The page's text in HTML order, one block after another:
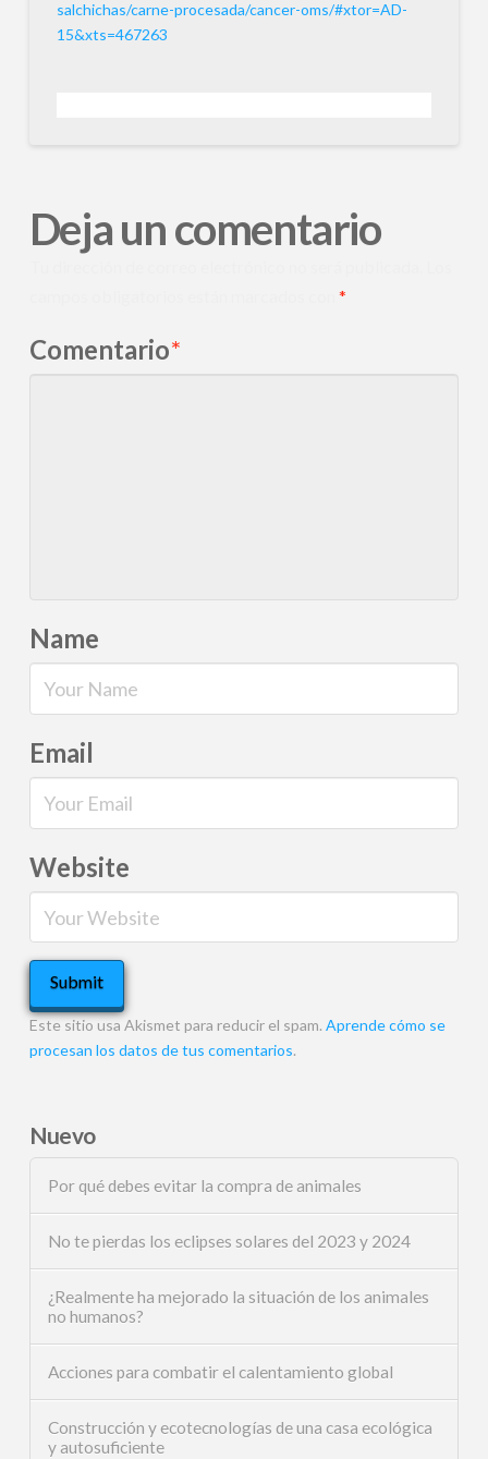
salchichas/carne-procesada/cancer-oms/#xtor=AD-
15&xts=467263
Deja un comentario
*
Comentario*
Name
Email
Website
Este sitio usa Akismet para reducir el spam. Aprende cómo se
procesan los datos de tus comentarios.
Nuevo
Por qué debes evitar la compra de animales
No te pierdas los eclipses solares del 2023 y 2024
¿Realmente ha mejorado la situación de los animales
no humanos?
Acciones para combatir el calentamiento global
Construcción y ecotecnologías de una casa ecológica
y autosuficiente